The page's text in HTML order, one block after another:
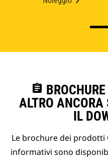
assignment
ALTRO ANCORA
IL
Le brochure dei
informativi sono